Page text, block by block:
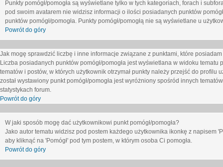
Punkty pomógł/pomogła są wyświetlane tylko w tych kategoriach, forach i
pod swoim avatarem nie widzisz informacji o ilości posiadanych punktów
punktów pomógł/pomogła. Punkty pomógł/pomogłą nie są wyświetlane u
Powrót do góry
Jak mogę sprawdzić liczbę i inne informacje związane z punktami, które
Liczba posiadanych punktów pomógł/pomogła jest wyświetlana w widoku
tematów i postów, w których użytkownik otrzymał punkty należy przejść do
został wystawiony punkt pomógł/pomogła jest wyróżniony spośród innych
statystykach forum.
Powrót do góry
W jaki sposób mogę dać użytkownikowi punkt pomógł/pomogła?
Jako autor tematu widzisz pod postem każdego użytkownika ikonkę z napisem
aby kliknąć na 'Pomógł' pod tym postem, w którym osoba Ci pomogła.
Powrót do góry